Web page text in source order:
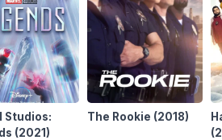
Studios:
(2021)
The Rookie (2018)